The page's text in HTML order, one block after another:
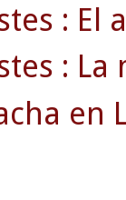
: El
:
en